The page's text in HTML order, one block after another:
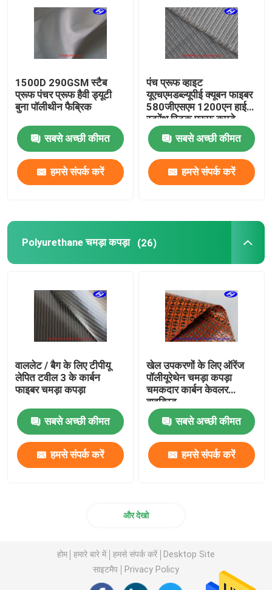
1500D 290GSM स्टैब
प्रूफ पंचर प्रूफ हैवी ड्यूटी
बुना पॉलीथीन फैब्रिक
सबसे अच्छी कीमत
हमसे संपर्क करें
पंच प्रूफ व्हाइट
यूएचएमडब्ल्यूपीई क्यूबन फाइबर
580जीएसएम 1200एन हाई
स्ट्रेंथ स्टिक प्रूफ कपड़े
सबसे अच्छी कीमत
हमसे संपर्क करें
Polyurethane चमड़ा कपड़ा (26)
वाललेट / बैग के लिए टीपीयू
लेपित टवील 3 के कार्बन
फाइबर चमड़ा कपड़ा
सबसे अच्छी कीमत
हमसे संपर्क करें
खेल उपकरणों के लिए ऑरेंज
पॉलीयूरेथेन चमड़ा कपड़ा
चमकदार कार्बन केवलर
हाइब्रिड
सबसे अच्छी कीमत
हमसे संपर्क करें
और देखो
होम हमारे बारे में हमसे संपर्क करें
Desktop Site
साइटमैप
Privacy Policy